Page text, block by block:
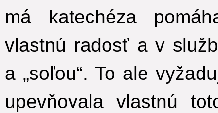
má katechéza
vlastnú radosť a v
a „soľou“.To ale
upevňovala vlastnú